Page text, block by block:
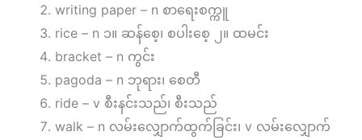
writing paper – n စာရေးစက္ကူ
rice – n ၁။ ဆန်စေ့၊ စပါးစေ့ ၂။ ထမင်း
bracket – n ကွင်း
pagoda – n ဘုရား၊ စေတီ
ride – v စီးနင်းသည်၊ စီးသည်
walk – n လမ်းလျှောက်ထွက်ခြင်း၊ v လမ်းလျှောက်